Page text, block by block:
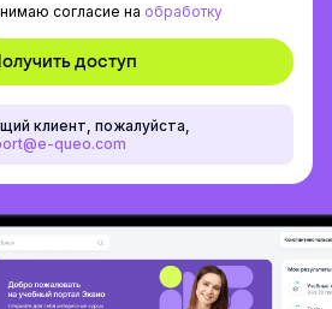
согласие на обработку
клиент, пожалуйста,
queo.com